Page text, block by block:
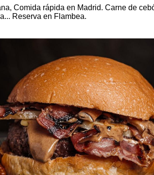
Comida rápida en Madrid. Carne de
Reserva en Flambea.